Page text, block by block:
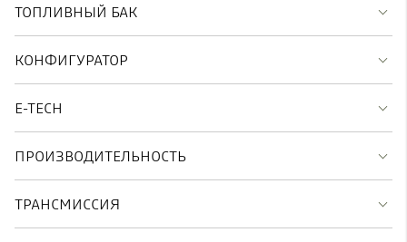
ТОПЛИВНЫЙ БАК
КОНФИГУРАТОР
E-TECH
ПРОИЗВОДИТЕЛЬНОСТЬ
ТРАНСМИССИЯ